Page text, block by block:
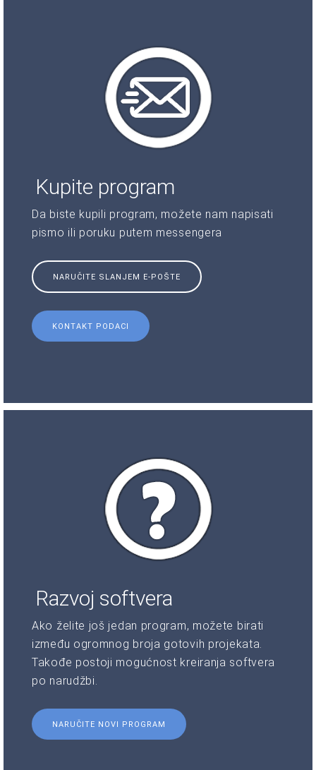
Kupite program
Da biste kupili program, možete nam napisati
pismo ili poruku putem messengera
NARUČITE SLANJEM E-POŠTE
KONTAKT PODACI
Razvoj softvera
Ako želite još jedan program, možete birati
između ogromnog broja gotovih projekata.
Takođe postoji mogućnost kreiranja softvera
po narudžbi.
NARUČITE NOVI PROGRAM